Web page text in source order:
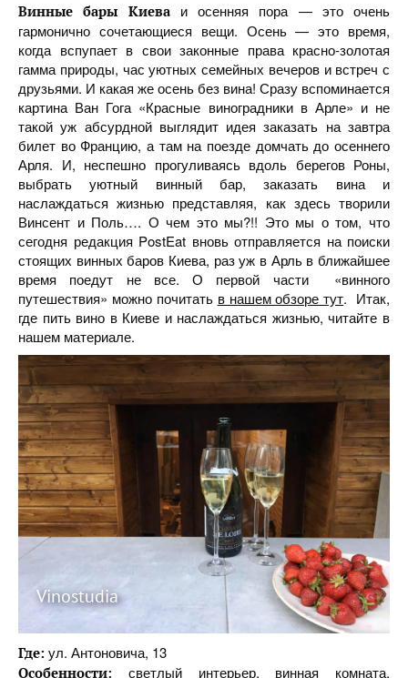
Винные бары Киеваи осенняя пора — это очень
гармонично сочетающиеся вещи. Осень — это время,
когда вспупает в свои законные права красно-золотая
гамма природы, час уютных семейных вечеров и встреч с
друзьями. И какая же осень без вина! Сразу вспоминается
картина Ван Гога «Красные виноградники в Арле» и не
такой уж абсурдной выглядит идея заказать на завтра
билет во Францию, а там на поезде домчать до осеннего
Арля. И, неспешно прогуливаясь вдоль берегов Роны,
выбрать уютный винный бар, заказать вина и
наслаждаться жизнью представляя, как здесь творили
Винсент и Поль…. О чем это мы?!! Это мы о том, что
сегодня редакция PostEat вновь отправляется на поиски
стоящих винных баров Киева, раз уж в Арль в ближайшее
время поедут не все. О первой части «винного
путешествия» можно почитать в нашем обзоре тут. Итак,
где пить вино в Киеве и наслаждаться жизнью, читайте в
нашем материале.
Vinostudia
Где: ул. Антоновича, 13
Особенности: светлый интерьер, винная комната,